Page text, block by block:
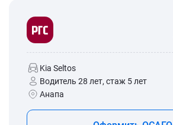
Kia Seltos
Водитель 28 лет, стаж 5 лет
Анапа